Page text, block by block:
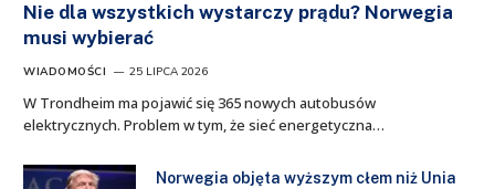
Nie dla wszystkich wystarczy prądu? Norwegia
musi wybierać
WIADOMOŚCI 25 LIPCA 2026
W Trondheim ma pojawić się 365 nowych autobusów
elektrycznych. Problem w tym, że sieć energetyczna…
Norwegia objęta wyższym cłem niż Unia